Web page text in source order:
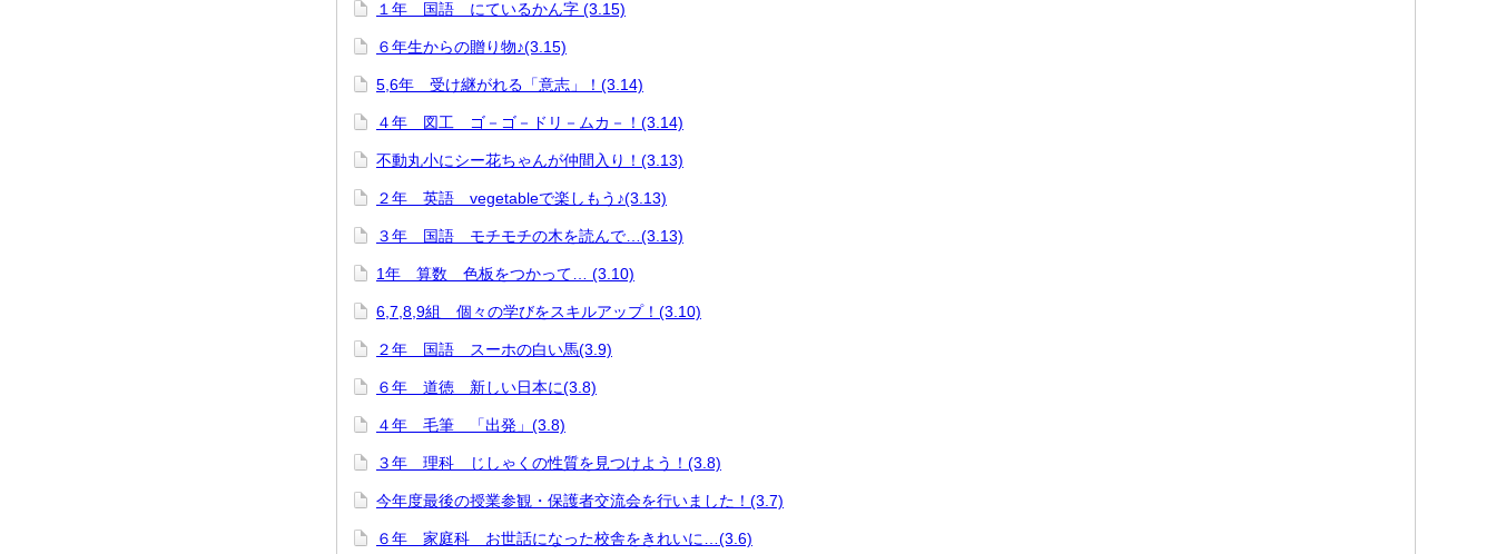
１年 国語 にているかん字 (3.15)
６年生からの贈り物♪(3.15)
5,6年 受け継がれる「意志」！(3.14)
４年 図工 ゴ－ゴ－ドリ－ムカ－！(3.14)
不動丸小にシー花ちゃんが仲間入り！(3.13)
２年 英語 vegetableで楽しもう♪(3.13)
３年 国語 モチモチの木を読んで…(3.13)
1年 算数 色板をつかって… (3.10)
6,7,8,9組 個々の学びをスキルアップ！(3.10)
２年 国語 スーホの白い馬(3.9)
６年 道徳 新しい日本に(3.8)
４年 毛筆 「出発」(3.8)
３年 理科 じしゃくの性質を見つけよう！(3.8)
今年度最後の授業参観・保護者交流会を行いました！(3.7)
６年 家庭科 お世話になった校舎をきれいに…(3.6)